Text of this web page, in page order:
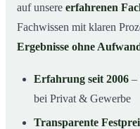
auf unsere erfahrenen
Fachwissen mit klaren
Ergebnisse ohne
Erfahrung seit 2006 –
bei Privat & Gewerbe
Transparente